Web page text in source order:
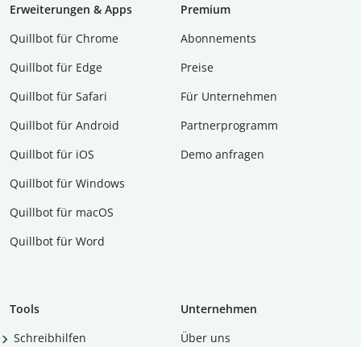
Erweiterungen & Apps
Quillbot für Chrome
Quillbot für Edge
Quillbot für Safari
Quillbot für Android
Quillbot für iOS
Quillbot für Windows
Quillbot für macOS
Quillbot für Word
Premium
Abon­ne­ments
Preise
Für Unternehmen
Partnerprogramm
Demo anfragen
Tools
Schreibhilfen
Unternehmen
Über uns